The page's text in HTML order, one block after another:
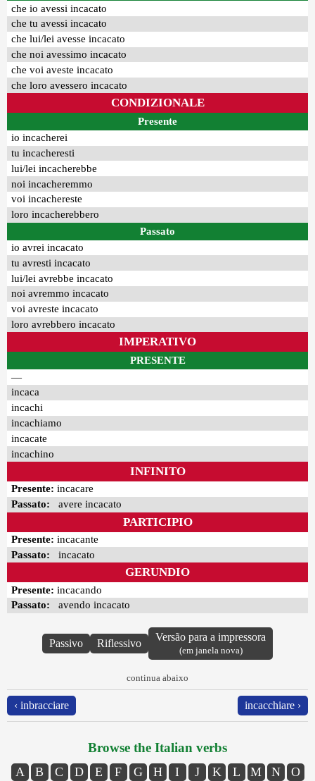
che io avessi incacato
che tu avessi incacato
che lui/lei avesse incacato
che noi avessimo incacato
che voi aveste incacato
che loro avessero incacato
CONDIZIONALE
Presente
io incacherei
tu incacheresti
lui/lei incacherebbe
noi incacheremmo
voi incachereste
loro incacherebbero
Passato
io avrei incacato
tu avresti incacato
lui/lei avrebbe incacato
noi avremmo incacato
voi avreste incacato
loro avrebbero incacato
IMPERATIVO
PRESENTE
—
incaca
incachi
incachiamo
incacate
incachino
INFINITO
Presente: incacare
Passato: avere incacato
PARTICIPIO
Presente: incacante
Passato: incacato
GERUNDIO
Presente: incacando
Passato: avendo incacato
Passivo Riflessivo
Versão para a impressora
(em janela nova)
continua abaixo
‹ inbracciare incacchiare ›
Browse the Italian verbs
A B C D E F G H I J K L M N
O